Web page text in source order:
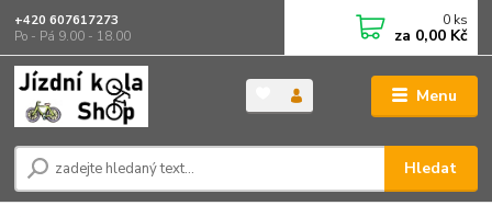
Menu
Hledat
+420 607617273
Po - Pá 9.00 - 18.00
0 ks
za 0,00 Kč